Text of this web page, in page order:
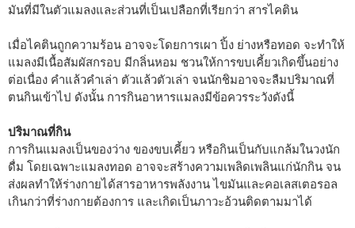
มันที่มีในตัวแมลงและส่วนที่เป็นเปลือกที่เรียกว่า สารไคติน
เมื่อไคตินถูกความร้อน อาจจะโดยการเผา ปิ้ง ย่างหรือทอด จะทำให้
แมลงมีเนื้อสัมผัสกรอบ มีกลิ่นหอม ชวนให้การขบเคี้ยวเกิดขึ้นอย่าง
ต่อเนื่อง คำแล้วคำเล่า ตัวแล้วตัวเล่า จนนักชิมอาจจะลืมปริมาณที่
ตนกินเข้าไป ดังนั้น การกินอาหารแมลงมีข้อควรระวังดังนี้
ปริมาณที่กิน
การกินแมลงเป็นของว่าง ของขบเคี้ยว หรือกินเป็นกับแกล้มในวงนัก
ดื่ม โดยเฉพาะแมลงทอด อาจจะสร้างความเพลิดเพลินแก่นักกิน จน
ส่งผลทำให้ร่างกายได้สารอาหารพลังงาน ไขมันและคอเลสเตอรอล
เกินกว่าที่ร่างกายต้องการ และเกิดเป็นภาวะอ้วนติดตามมาได้